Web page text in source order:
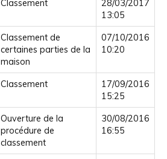
Classement
28/03/2017
13:05
Classement de
certaines parties de la
maison
07/10/2016
10:20
Classement
17/09/2016
15:25
Ouverture de la
procédure de
classement
30/08/2016
16:55